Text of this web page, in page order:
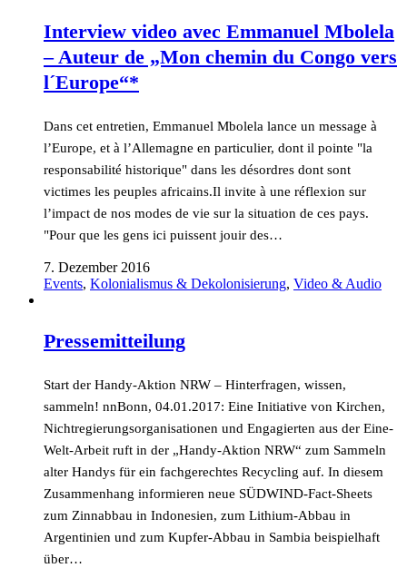
Interview video avec Emmanuel Mbolela
– Auteur de „Mon chemin du Congo vers
l´Europe“*
Dans cet entretien, Emmanuel Mbolela lance un message à
l’Europe, et à l’Allemagne en particulier, dont il pointe "la
responsabilité historique" dans les désordres dont sont
victimes les peuples africains.Il invite à une réflexion sur
l’impact de nos modes de vie sur la situation de ces pays.
"Pour que les gens ici puissent jouir des…
7. Dezember 2016
Events, Kolonialismus & Dekolonisierung, Video & Audio
Pressemitteilung
Start der Handy-Aktion NRW – Hinterfragen, wissen,
sammeln! nnBonn, 04.01.2017: Eine Initiative von Kirchen,
Nichtregierungsorganisationen und Engagierten aus der Eine-
Welt-Arbeit ruft in der „Handy-Aktion NRW“ zum Sammeln
alter Handys für ein fachgerechtes Recycling auf. In diesem
Zusammenhang informieren neue SÜDWIND-Fact-Sheets
zum Zinnabbau in Indonesien, zum Lithium-Abbau in
Argentinien und zum Kupfer-Abbau in Sambia beispielhaft
über…